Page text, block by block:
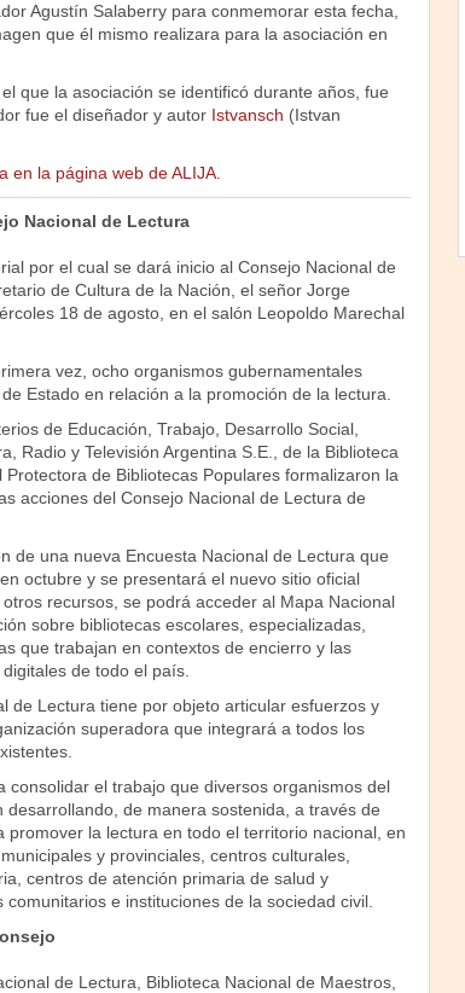
Agustín Salaberry para conmemorar esta fecha,
que él mismo realizara para la asociación en
que la asociación se identificó durante años, fue
fue el diseñador y autor Istvansch (Istvan
en la página web de ALIJA.
Nacional de Lectura
por el cual se dará inicio al Consejo Nacional de
de Cultura de la Nación, el señor Jorge
18 de agosto, en el salón Leopoldo Marechal
vez, ocho organismos gubernamentales
Estado en relación a la promoción de la lectura.
de Educación, Trabajo, Desarrollo Social,
Radio y Televisión Argentina S.E., de la Biblioteca
de Bibliotecas Populares formalizaron la
acciones del Consejo Nacional de Lectura de
de una nueva Encuesta Nacional de Lectura que
octubre y se presentará el nuevo sitio oficial
recursos, se podrá acceder al Mapa Nacional
sobre bibliotecas escolares, especializadas,
que trabajan en contextos de encierro y las
de todo el país.
de Lectura tiene por objeto articular esfuerzos y
superadora que integrará a todos los
consolidar el trabajo que diversos organismos del
de manera sostenida, a través de
promover la lectura en todo el territorio nacional, en
y provinciales, centros culturales,
centros de atención primaria de salud y
e instituciones de la sociedad civil.
de Lectura, Biblioteca Nacional de Maestros,